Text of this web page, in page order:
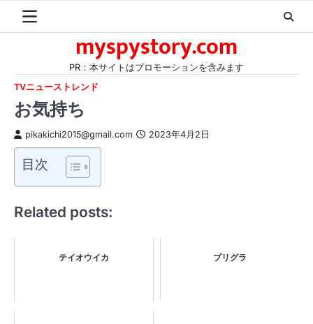
myspystory.com
PR：本サイトはプロモーションを含みます
TVニューストレンド
お気持ち
pikakichi2015@gmail.com 2023年4月2日
目次
Related posts:
テイオウイカ プリグラ